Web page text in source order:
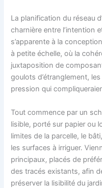
La planification du réseau
charnière entre l’intention
s’apparente à la
à petite échelle, où la
juxtaposition de
goulots d’étranglement,
pression qui
Tout commence par un
lisible, porté sur papier ou
limites de la parcelle, le
les surfaces à irriguer.
principaux, placés de
des tracés existants, afin
préserver la lisibilité du